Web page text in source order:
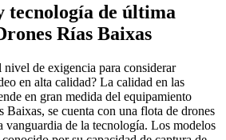
tecnología de última
Rías Baixas
nivel de exigencia para considerar
en alta calidad? La calidad en las
en gran medida del equipamiento
se cuenta con una flota de drones
vanguardia de la tecnología. Los modelos